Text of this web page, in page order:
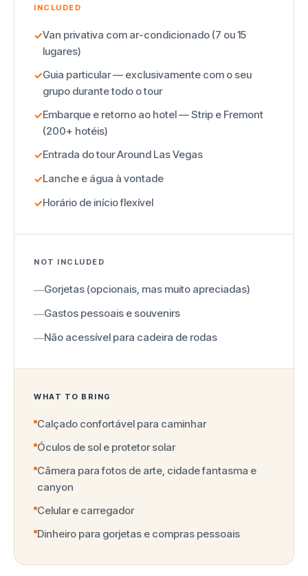
INCLUDED
✓Van privativa com ar-condicionado (7 ou 15
lugares)
✓Guia particular — exclusivamente com o seu
grupo durante todo o tour
✓Embarque e retorno ao hotel — Strip e Fremont
(200+ hotéis)
✓Entrada do tour Around Las Vegas
✓Lanche e água à vontade
✓Horário de início flexível
NOT INCLUDED
—Gorjetas (opcionais, mas muito apreciadas)
—Gastos pessoais e souvenirs
—Não acessível para cadeira de rodas
WHAT TO BRING
Calçado confortável para caminhar
Óculos de sol e protetor solar
Câmera para fotos de arte, cidade fantasma e
canyon
Celular e carregador
Dinheiro para gorjetas e compras pessoais